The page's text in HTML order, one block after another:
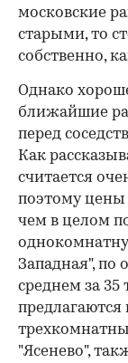
московские
старыми, то
собственно,
Однако
ближайшие
перед
Как
считается
поэтому цены
чем в целом
Западная", по
среднем за 35
предлагаются
"Ясенево",